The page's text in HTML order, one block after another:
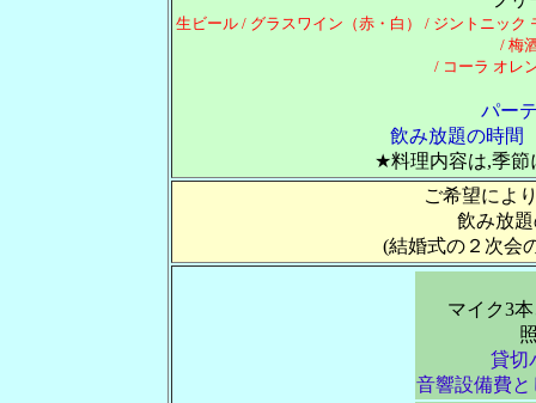
生ビール / グラスワイン（赤・白） / ジントニッ
/ 梅
/ コーラ オレ
パー
飲み放題の時間
★料理内容は,季節
ご希望によ
飲み放
(結婚式の２次会
マイク3本
貸切
音響設備費と